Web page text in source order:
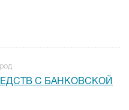
С БАНКОВСКОЙ